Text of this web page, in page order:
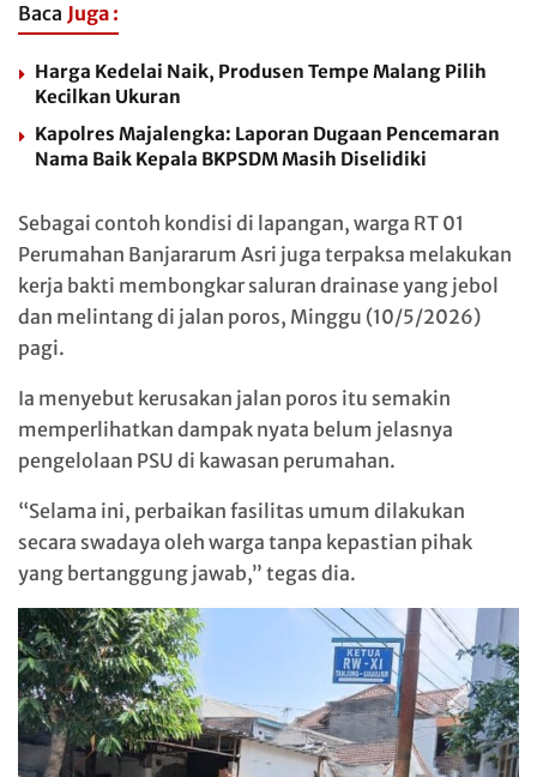
Baca Juga :
Harga Kedelai Naik, Produsen Tempe Malang Pilih
Kecilkan Ukuran
Kapolres Majalengka: Laporan Dugaan Pencemaran
Nama Baik Kepala BKPSDM Masih Diselidiki
Sebagai contoh kondisi di lapangan, warga RT 01
Perumahan Banjararum Asri juga terpaksa melakukan
kerja bakti membongkar saluran drainase yang jebol
dan melintang di jalan poros, Minggu (10/5/2026)
pagi.
Ia menyebut kerusakan jalan poros itu semakin
memperlihatkan dampak nyata belum jelasnya
pengelolaan PSU di kawasan perumahan.
“Selama ini, perbaikan fasilitas umum dilakukan
secara swadaya oleh warga tanpa kepastian pihak
yang bertanggung jawab,” tegas dia.